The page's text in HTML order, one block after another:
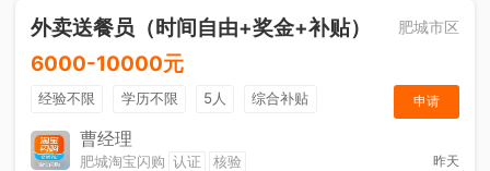
外卖送餐员（时间自由+奖金+补贴） 肥城市区
6000-10000元
经验不限 学历不限 5人
综合补贴
奖励计划
加班补助
申请
曹经理
肥城淘宝闪购 认证 核验 昨天